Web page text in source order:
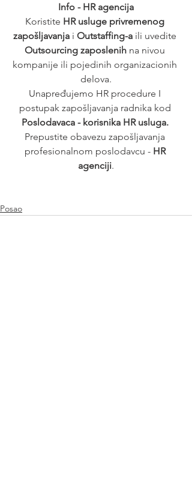
Info - HR agencija
Koristite HR usluge privremenog
zapošljavanja i Outstaffing-a ili uvedite
Outsourcing zaposlenih na nivou
kompanije ili pojedinih organizacionih
delova.
Unapređujemo HR procedure I
postupak zapošljavanja radnika kod
Poslodavaca - korisnika HR usluga.
Prepustite obavezu zapošljavanja
profesionalnom poslodavcu - HR
agenciji.
Posao